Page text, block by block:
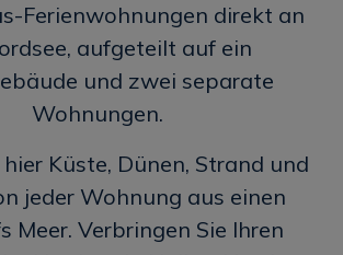
Ferienwohnungen direkt an
aufgeteilt auf ein
und zwei separate
Wohnungen.
Küste, Dünen, Strand und
jeder Wohnung aus einen
Meer. Verbringen Sie Ihren